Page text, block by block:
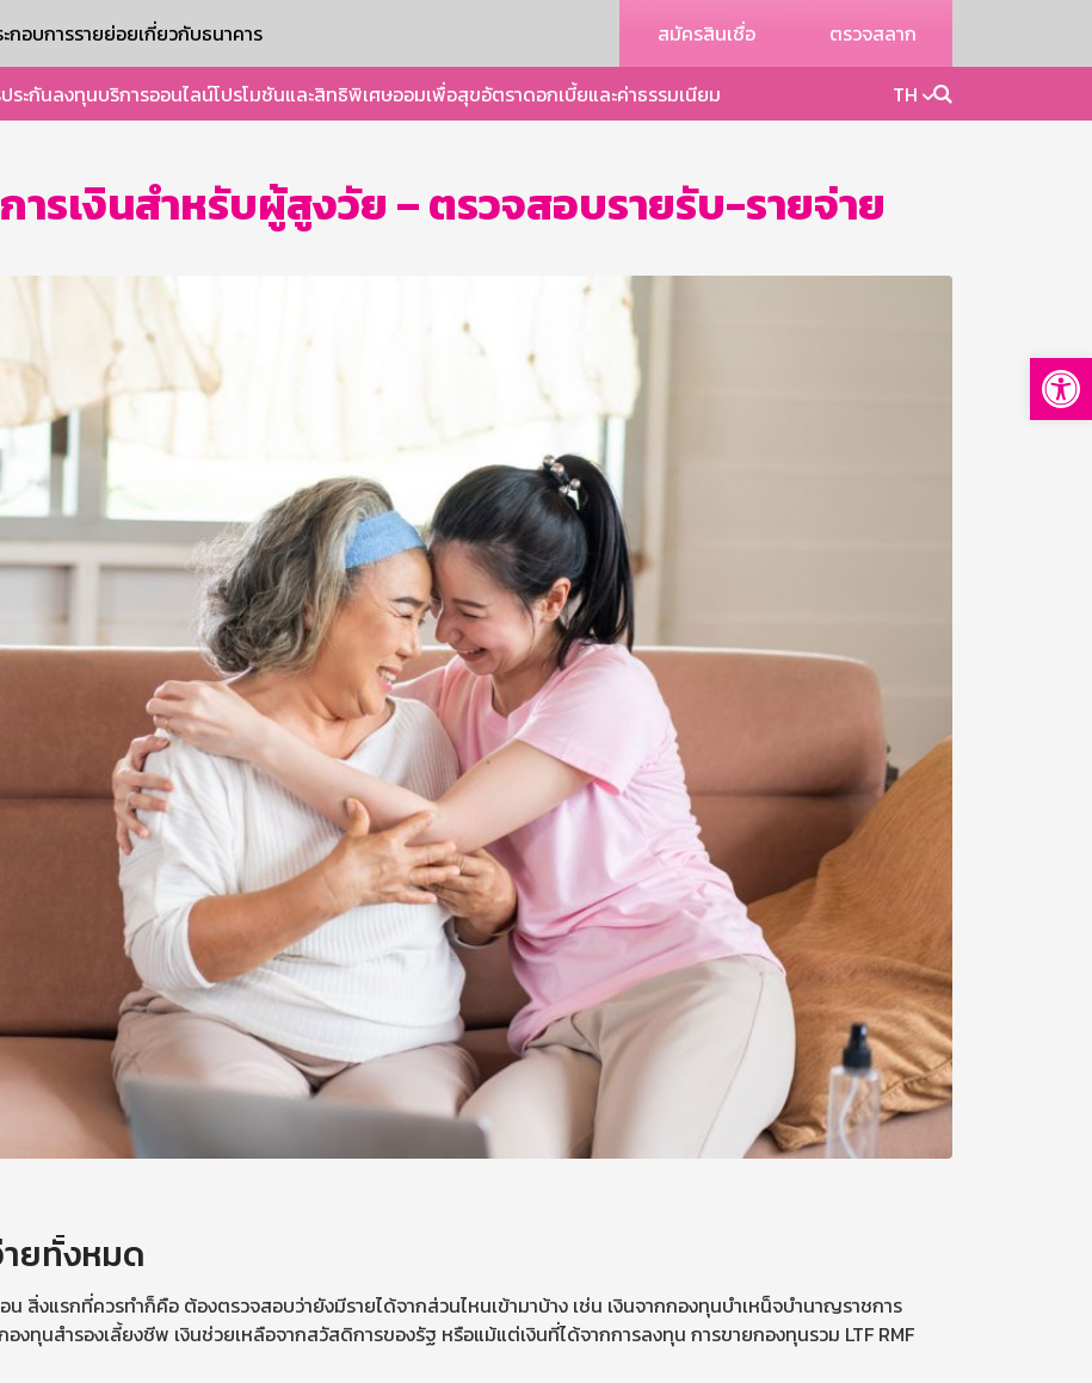
กอบการรายย่อยเกี่ยวกับธนาคาร สมัครสินเชื่อ ตรวจสลาก
ประกันลงทุนบริการออนไลน์โปรโมชันและสิทธิพิเศษออมเพื่อสุขอัตราดอกเบี้ยและค่าธรรมเนียม TH
รเงินสำหรับผู้สูงวัย – ตรวจสอบรายรับ-รายจ่าย
ายทั้งหมด
น สิ่งแรกที่ควรทำก็คือ ต้องตรวจสอบว่ายังมีรายได้จากส่วนไหนเข้ามาบ้าง เช่น เงินจากกองทุนบำเหน็จบำนาญราชการ
งทุนสำรองเลี้ยงชีพ เงินช่วยเหลือจากสวัสดิการของรัฐ หรือแม้แต่เงินที่ได้จากการลงทุน การขายกองทุนรวม LTF RMF